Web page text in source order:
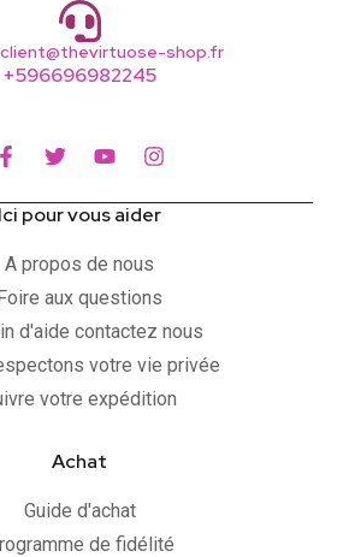
shop.fr
+596696982245
Ici pour vous aider
A propos de nous
aux questions
d'aide contactez nous
votre vie privée
votre expédition
Achat
Guide d'achat
de fidélité